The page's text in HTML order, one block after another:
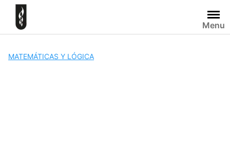
Skip
content
Menu
MATEMÁTICAS Y LÓGICA